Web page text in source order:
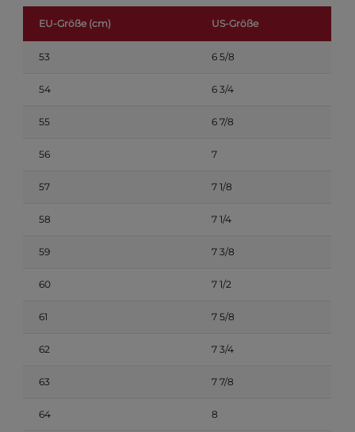
EU-Größe (cm) US-Größe
53 6 5/8
54 6 3/4
55 6 7/8
56 7
57 7 1/8
58 7 1/4
59 7 3/8
60 7 1/2
61 7 5/8
62 7 3/4
63 7 7/8
64 8